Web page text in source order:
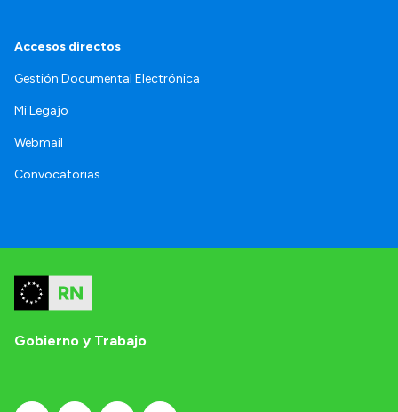
Accesos directos
Gestión Documental Electrónica
Mi Legajo
Webmail
Convocatorias
Gobierno y Trabajo